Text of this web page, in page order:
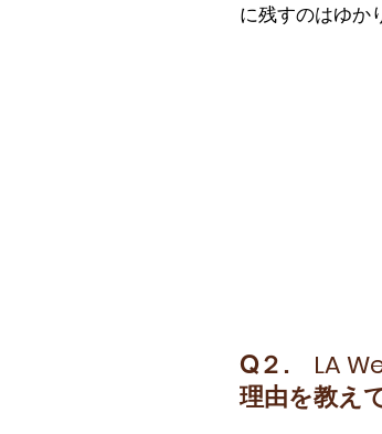
に残すのはゆか
Q２. LA
理由を教え